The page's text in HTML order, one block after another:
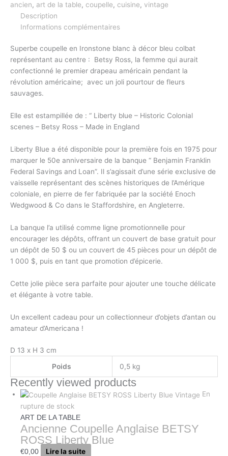
ancien, art de la table, coupelle, cuisine, vintage
Description
Informations complémentaires
Superbe coupelle en Ironstone blanc à décor bleu colbat
représentant au centre : Betsy Ross, la femme qui aurait
confectionné le premier drapeau américain pendant la
révolution américaine; avec un joli pourtour de fleurs
sauvages.
Elle est estampillée de : “ Liberty blue – Historic Colonial
scenes – Betsy Ross – Made in England
Liberty Blue a été disponible pour la première fois en 1975 pour
marquer le 50e anniversaire de la banque “ Benjamin Franklin
Federal Savings and Loan”. Il s’agissait d’une série exclusive de
vaisselle représentant des scènes historiques de l’Amérique
coloniale, en pierre de fer fabriquée par la société Enoch
Wedgwood & Co dans le Staffordshire, en Angleterre.
La banque l’a utilisé comme ligne promotionnelle pour
encourager les dépôts, offrant un couvert de base gratuit pour
un dépôt de 50 $ ou un couvert de 45 pièces pour un dépôt de
1 000 $, puis en tant que promotion d’épicerie.
Cette jolie pièce sera parfaite pour ajouter une touche délicate
et élégante à votre table.
Un excellent cadeau pour un collectionneur d’objets d’antan ou
amateur d’Americana !
D 13 x H 3 cm
Poids
0,5 kg
Recently viewed products
En
rupture de stock
ART DE LA TABLE
Ancienne Coupelle Anglaise BETSY
ROSS Liberty Blue
€0,00 Lire la suite